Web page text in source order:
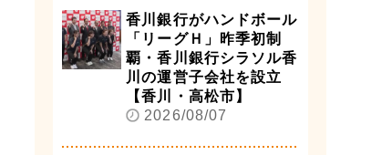
香川銀行がハンドボール
「リーグＨ」昨季初制
覇・香川銀行シラソル香
川の運営子会社を設立
【香川・高松市】
2026/08/07